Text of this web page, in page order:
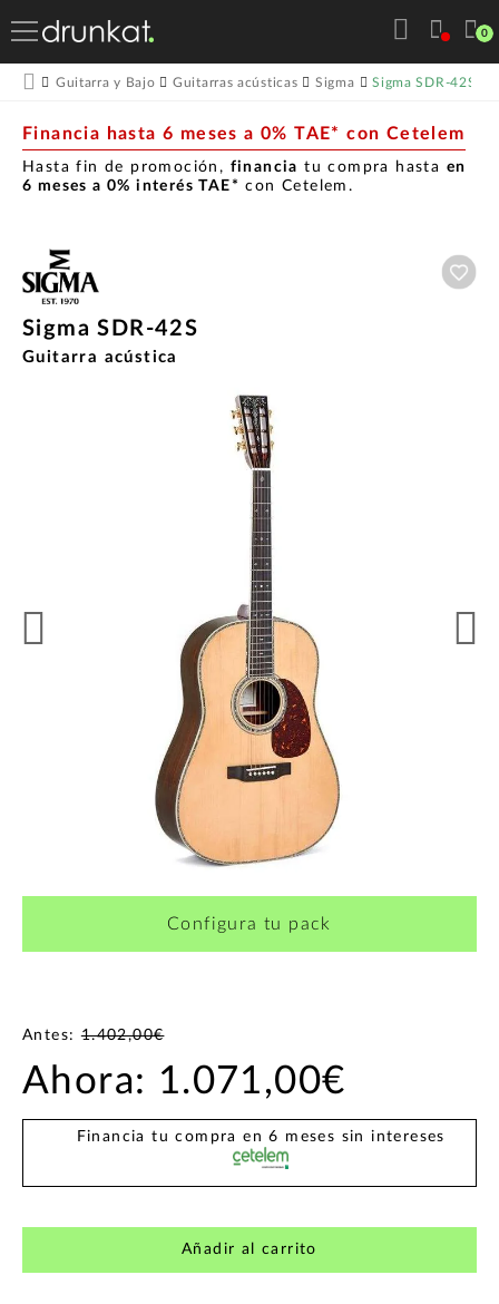
0
Guitarra y Bajo Guitarras acústicas Sigma Sigma SDR-42S
Financia hasta 6 meses a 0% TAE* con Cetelem
Hasta fin de promoción, financia tu compra hasta en
6 meses a 0% interés TAE* con Cetelem.
Sigma SDR-42S
Guitarra acústica
¿Quieres crearte tu propio pack?
Configura tu pack
Antes:1.402,00€
Ahora: 1.071,00€
Financia tu compra en 6 meses sin intereses
Añadir al carrito